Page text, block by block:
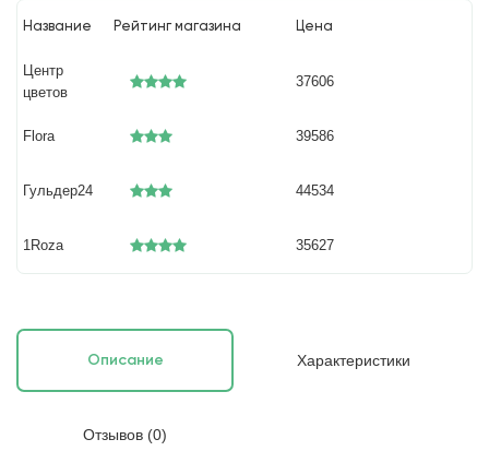
Название Рейтинг магазина Цена
Центр
цветов
37606
Flora 39586
Гульдер24 44534
1Roza 35627
Описание Характеристики
Отзывов (0)